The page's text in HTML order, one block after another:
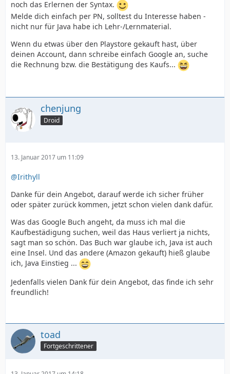
noch das Erlernen der Syntax.
Melde dich einfach per PN, solltest du Interesse haben -
nicht nur für Java habe ich Lehr-/Lernmaterial.
Wenn du etwas über den Playstore gekauft hast, über
deinen Account, dann schreibe einfach Google an, suche
die Rechnung bzw. die Bestätigung des Kaufs...
chenjung
Droid
13. Januar 2017 um 11:09
@Irithyll
Danke für dein Angebot, darauf werde ich sicher früher
oder später zurück kommen, jetzt schon vielen dank dafür.
Was das Google Buch angeht, da muss ich mal die
Kaufbestädigung suchen, weil das Haus verliert ja nichts,
sagt man so schön. Das Buch war glaube ich, Java ist auch
eine Insel. Und das andere (Amazon gekauft) hieß glaube
ich, Java Einstieg ...
Jedenfalls vielen Dank für dein Angebot, das finde ich sehr
freundlich!
toad
Fortgeschrittener